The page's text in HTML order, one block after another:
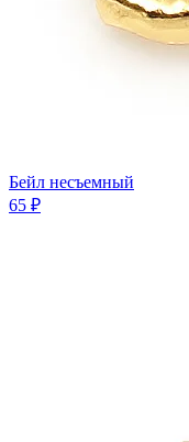
Бейл несъемный
65 ₽